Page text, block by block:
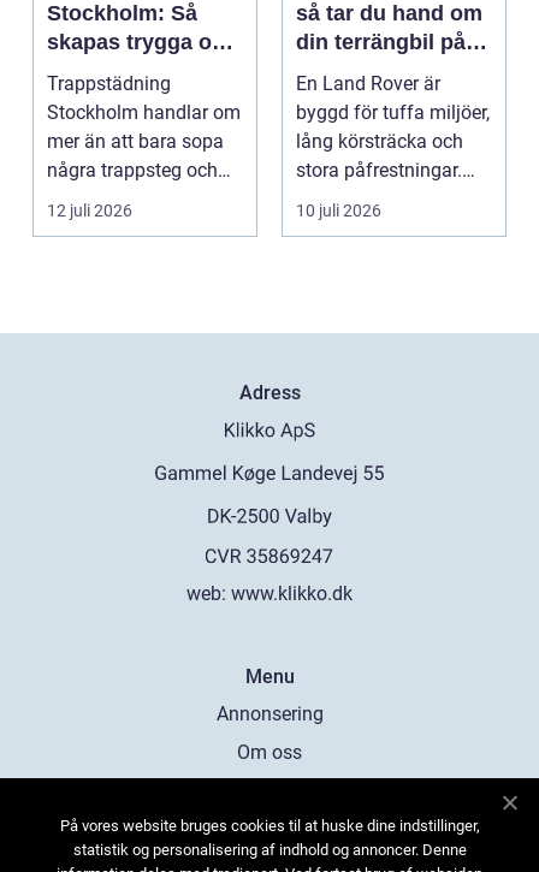
Stockholm: Så
skapas trygga och
trivsamma
trapphus
Trappstädning
Stockholm handlar om
mer än att bara sopa
några trappsteg och
torka en...
12 juli 2026
så tar du hand om
din terrängbil på
rätt sätt
En Land Rover är
byggd för tuffa miljöer,
lång körsträcka och
stora påfrestningar.
Samtidigt är det ...
10 juli 2026
Adress
web: www.klikko.dk
Menu
Annonsering
Om oss
Kontakta oss
På vores website bruges cookies til at huske dine indstillinger,
statistik og personalisering af indhold og annoncer. Denne